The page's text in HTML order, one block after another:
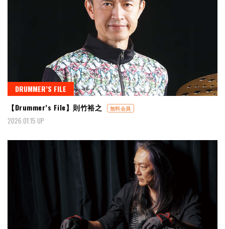
DRUMMER’S FILE
【Drummer’s File】則竹裕之
無料会員
2026.01.15 UP